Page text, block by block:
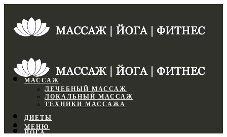
МАССАЖ
ЛЕЧЕБНЫЙ МАССАЖ
ЛОКАЛЬНЫЙ МАССАЖ
ТЕХНИКИ МАССАЖА
ДИЕТЫ
ЙОГА
МЕНЮ